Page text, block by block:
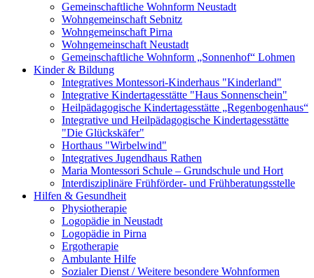
Gemeinschaftliche Wohnform Neustadt
Wohngemeinschaft Sebnitz
Wohngemeinschaft Pirna
Wohngemeinschaft Neustadt
Gemeinschaftliche Wohnform „Sonnenhof“ Lohmen
Kinder & Bildung
Integratives Montessori-Kinderhaus "Kinderland"
Integrative Kindertagesstätte "Haus Sonnenschein"
Heilpädagogische Kindertagesstätte „Regenbogenhaus“
Integrative und Heilpädagogische Kindertagesstätte
"Die Glückskäfer"
Horthaus "Wirbelwind"
Integratives Jugendhaus Rathen
Maria Montessori Schule – Grundschule und Hort
Interdisziplinäre Frühförder- und Frühberatungsstelle
Hilfen & Gesundheit
Physiotherapie
Logopädie in Neustadt
Logopädie in Pirna
Ergotherapie
Ambulante Hilfe
Sozialer Dienst / Weitere besondere Wohnformen